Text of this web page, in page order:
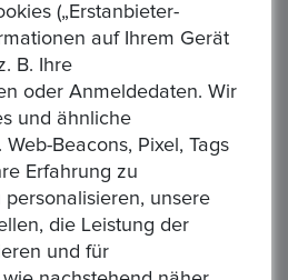
Produkte
(„Erstanbieter-
auf Ihrem Gerät
B. Ihre
oder Anmeldedaten. Wir
und ähnliche
Beacons, Pixel, Tags
Erfahrung zu
unsere
die Leistung der
und für